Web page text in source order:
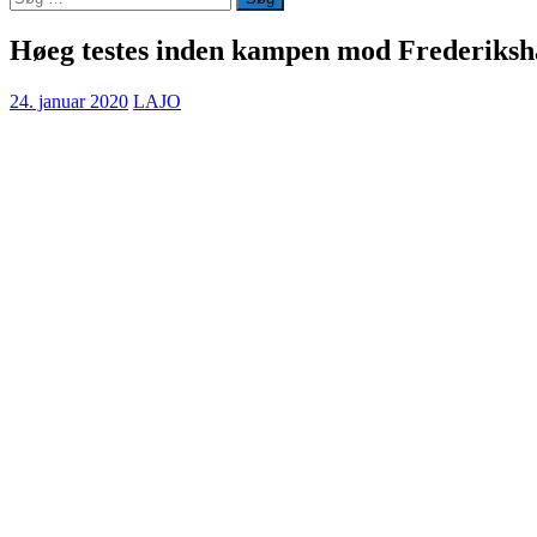
efter:
Høeg testes inden kampen mod
24. januar 2020 LAJO